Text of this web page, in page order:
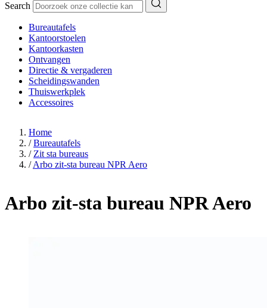
Search
Bureautafels
Kantoorstoelen
Kantoorkasten
Ontvangen
Directie & vergaderen
Scheidingswanden
Thuiswerkplek
Accessoires
Home
/ Bureautafels
/ Zit sta bureaus
/ Arbo zit-sta bureau NPR Aero
Arbo zit-sta bureau NPR Aero